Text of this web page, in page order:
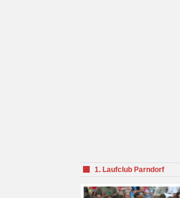
1. Laufclub Parndorf